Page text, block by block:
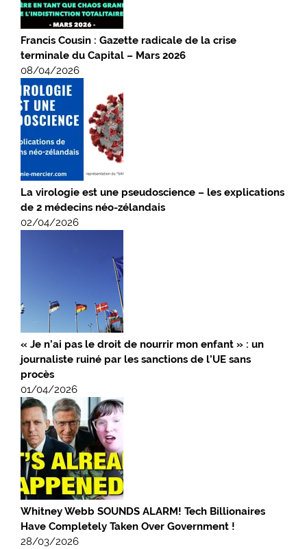
Francis Cousin : Gazette radicale de la crise
terminale du Capital – Mars 2026
08/04/2026
La virologie est une pseudoscience – les explications
de 2 médecins néo-zélandais
02/04/2026
« Je n’ai pas le droit de nourrir mon enfant » : un
journaliste ruiné par les sanctions de l’UE sans
procès
01/04/2026
Whitney Webb SOUNDS ALARM! Tech Billionaires
Have Completely Taken Over Government !
28/03/2026